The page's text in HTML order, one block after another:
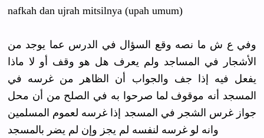
nafkah dan ujrah mitsilnya (upah umum)
وفي ع ش ما نصه وقع السؤال في الدرس عما يوجد من
الأشجار في المساجد ولم يعرف هل هو وقف أو لا ماذا
يفعل فيه إذا جف والجواب أن الظاهر من غرسه في
المسجد أنه موقوف لما صرحوا به في الصلح من أن محل
جواز غرس الشجر في المسجد إذا غرسه لعموم المسلمين
وانه لو غرسه لنفسه لم يجز وإن لم يضر بالمسجد